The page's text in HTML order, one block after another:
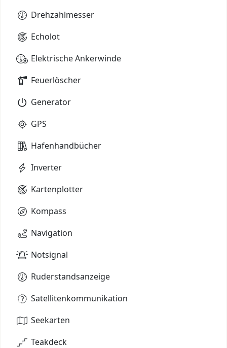
Drehzahlmesser
Echolot
Elektrische Ankerwinde
Feuerlöscher
Generator
GPS
Hafenhandbücher
Inverter
Kartenplotter
Kompass
Navigation
Notsignal
Ruderstandsanzeige
Satellitenkommunikation
Seekarten
Teakdeck